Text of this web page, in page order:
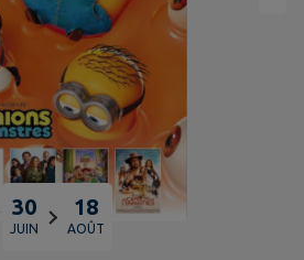
30
JUIN
18
AOÛT